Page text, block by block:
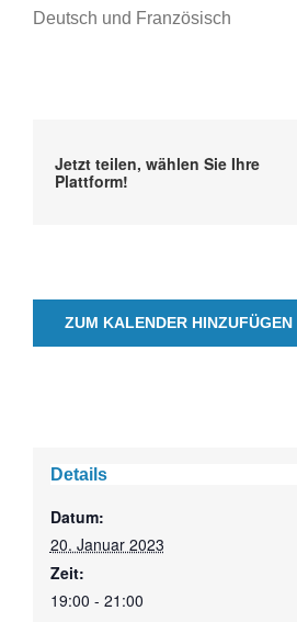
Deutsch und Französisch
Jetzt teilen, wählen Sie Ihre
Plattform!
ZUM KALENDER HINZUFÜGEN
Details
Datum:
20. Januar 2023
Zeit:
19:00 - 21:00